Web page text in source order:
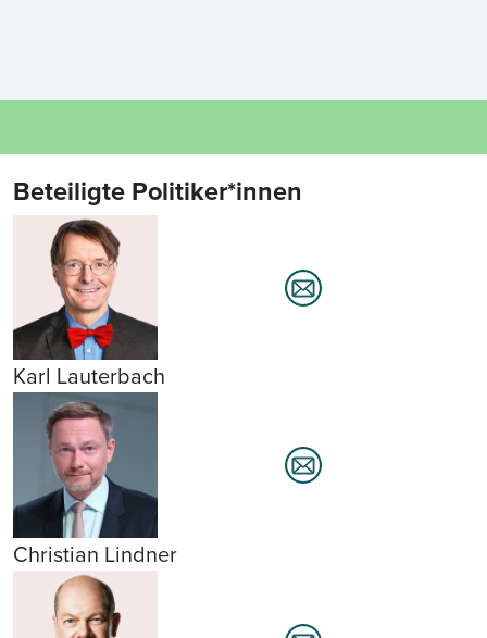
Beteiligte Politiker*innen
Karl Lauterbach
Christian Lindner